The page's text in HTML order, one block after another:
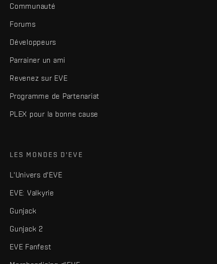
Communauté
Forums
Développeurs
Parrainer un ami
Revenez sur EVE
Programme de Partenariat
PLEX pour la bonne cause
LES MONDES D'EVE
L'Univers d'EVE
EVE: Valkyrie
Gunjack
Gunjack 2
EVE Fanfest